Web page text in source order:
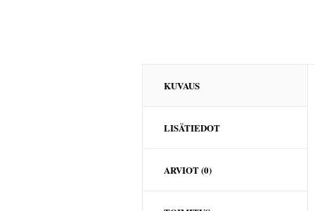
KUVAUS
LISÄTIEDOT
ARVIOT (0)